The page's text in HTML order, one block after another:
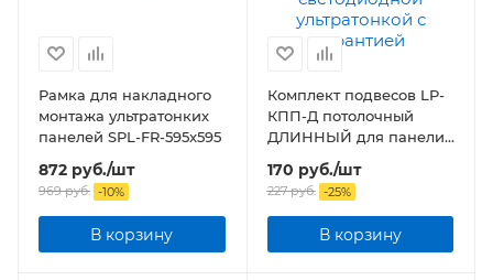
Рамка для накладного
монтажа ультратонких
панелей SPL-FR-595x595
872 руб./шт
969руб. -10%
В корзину
Комплект подвесов LP-
КПП-Д потолочный
ДЛИННЫЙ для панели
светодиодной
ультратонкой
170 руб./шт
227руб. -25%
В корзину